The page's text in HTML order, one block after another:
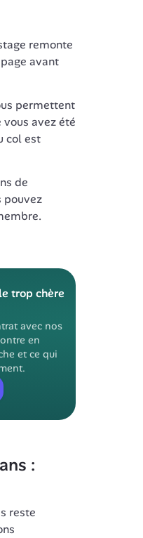
remonte
avant
permettent
avez été
col est
de
pouvez
trop chère
avec nos
en
et ce qui
:
reste